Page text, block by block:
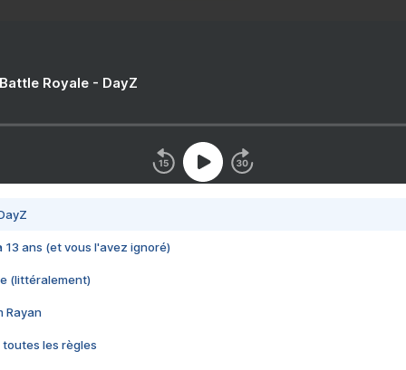
Royale - DayZ
13 ans (et vous l'avez ignoré)
(littéralement)
Rayan
toutes les règles